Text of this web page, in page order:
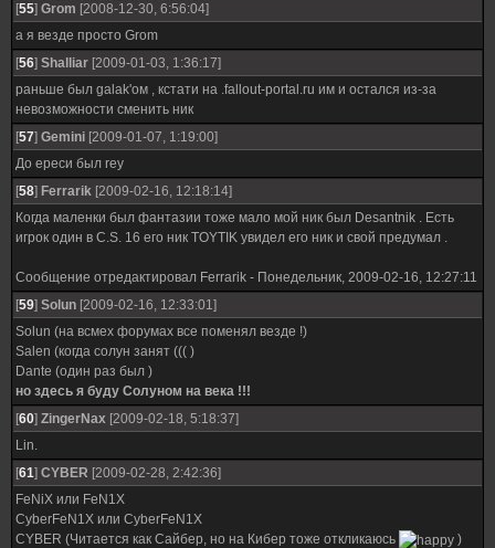
[55] Grom [2008-12-30, 6:56:04]
а я везде просто Grom
[56] Shalliar [2009-01-03, 1:36:17]
раньше был galak'ом , кстати на .fallout-portal.ru им и остался из-за
невозможности сменить ник
[57] Gemini [2009-01-07, 1:19:00]
До ереси был rey
[58] Ferrarik [2009-02-16, 12:18:14]
Когда маленки был фантазии тоже мало мой ник был Desantnik . Есть
игрок один в C.S. 16 его ник TOYTIK увидел его ник и свой предумал .
Сообщение отредактировал Ferrarik - Понедельник, 2009-02-16, 12:27:11
[59] Solun [2009-02-16, 12:33:01]
Solun (на всмех форумах все поменял везде !)
Salen (когда солун занят ((( )
Dante (один раз был )
но здесь я буду Солуном на века !!!
[60] ZingerNax [2009-02-18, 5:18:37]
Lin.
[61] CYBER [2009-02-28, 2:42:36]
FeNiX или FeN1X
CyberFeN1X или CyberFeN1X
CYBER (Читается как Сайбер, но на Кибер тоже откликаюсь
)